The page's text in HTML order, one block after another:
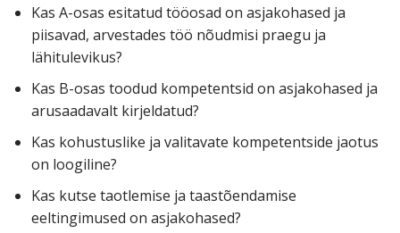
Kas A-osas esitatud tööosad on asjakohased ja
piisavad, arvestades töö nõudmisi praegu ja
lähitulevikus?
Kas B-osas toodud kompetentsid on asjakohased ja
arusaadavalt kirjeldatud?
Kas kohustuslike ja valitavate kompetentside jaotus
on loogiline?
Kas kutse taotlemise ja taastõendamise
eeltingimused on asjakohased?